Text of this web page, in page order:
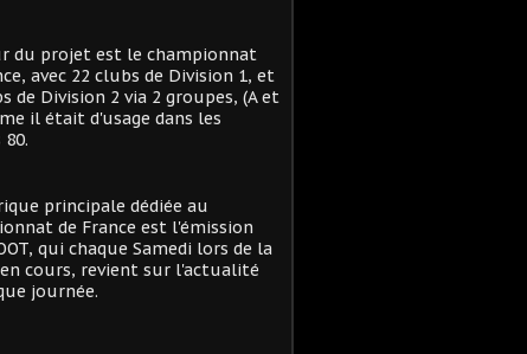
du projet est le championnat
avec 22 clubs de Division 1, et
de Division 2 via 2 groupes, (A et
il était d'usage dans les
principale dédiée au
de France est l'émission
qui chaque Samedi lors de la
cours, revient sur l'actualité
journée.